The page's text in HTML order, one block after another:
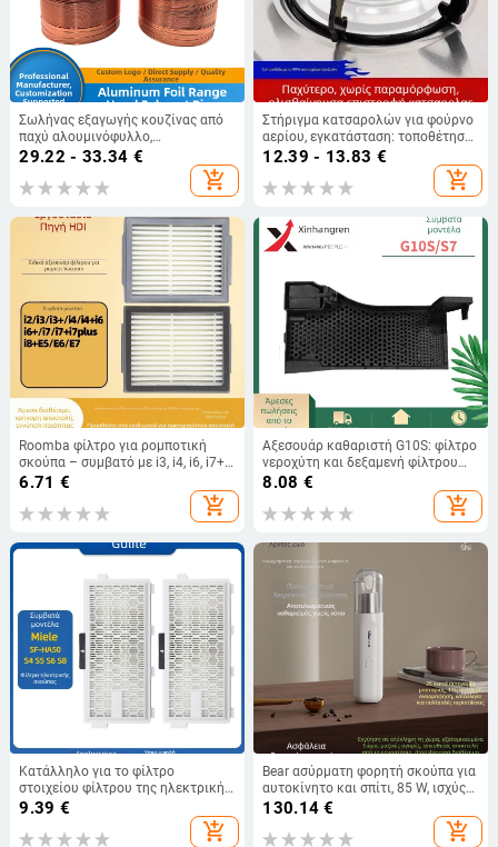
Σωλήνας εξαγωγής κουζίνας από
παχύ αλουμινόφυλλο,
τηλεσκοπικός σωλήνας με βιδωτή
εγκατάσταση, κατάλληλος για
βιομηχανικούς και οικιακούς
29.22 - 33.34 €
add_shopping_cart
Στήριγμα κατσαρολών για φούρνο
αερίου, εγκατάσταση: τοποθέτηση,
2024 έκδοση, μαγειρικά σκεύη
12.39 - 13.83 €
add_shopping_cart
Roomba φίλτρο για ρομποτική
σκούπα – συμβατό με i3, i4, i6, i7+
και e5, e6, e7; κατάλληλο για
επιφάνειες άνω των 150 m²
6.71 €
add_shopping_cart
Αξεσουάρ καθαριστή G10S: φίλτρο
νεροχύτη και δεξαμενή φίλτρου
βάσης σταθμού, μοντέλο G10S, για
8.08 €
add_shopping_cart
Κατάλληλο για το φίλτρο
στοιχείου φίλτρου της ηλεκτρικής
σκούπας Miele AirClean SF-HA 50
9.39 €
add_shopping_cart
Bear ασύρματη φορητή σκούπα για
αυτοκίνητο και σπίτι, 85 W, ισχύς
αναρρόφησης 2100–3000 Pa,
ενσωματωμένη μπαταρία 2000–
2500 mAh, φόρτιση μέσω USB,
130.14 €
add_shopping_cart